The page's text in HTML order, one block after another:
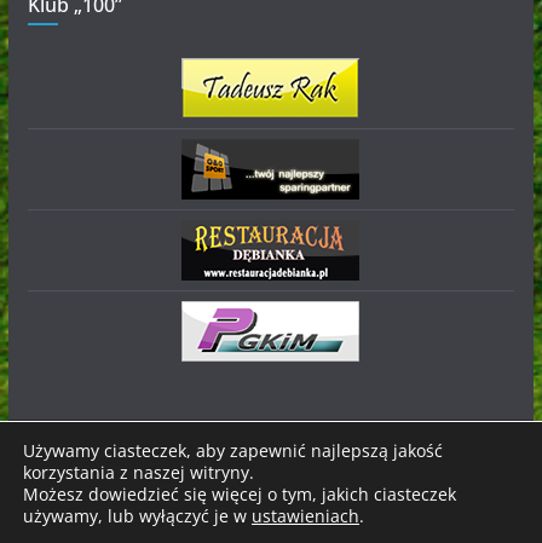
Prawa autorskie © 2026Stal Nowa Dęba. Wszystkie prawa
zastrzeżone.
Używamy ciasteczek, aby zapewnić najlepszą jakość
korzystania z naszej witryny.
Możesz dowiedzieć się więcej o tym, jakich ciasteczek
używamy, lub wyłączyć je w ustawieniach.